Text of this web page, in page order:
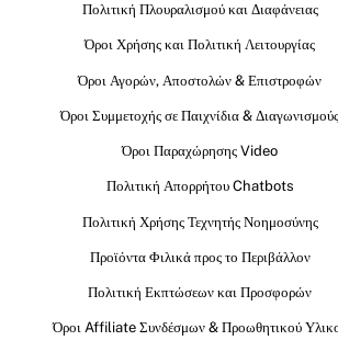
Πολιτική Πλουραλισμού και Διαφάνειας
Όροι Χρήσης και Πολιτική Λειτουργίας
Όροι Αγορών, Αποστολών & Επιστροφών
Όροι Συμμετοχής σε Παιχνίδια & Διαγωνισμούς
Όροι Παραχώρησης Video
Πολιτική Απορρήτου Chatbots
Πολιτική Χρήσης Τεχνητής Νοημοσύνης
Προϊόντα Φιλικά προς το Περιβάλλον
Πολιτική Εκπτώσεων και Προσφορών
Όροι Affiliate Συνδέσμων & Προωθητικού